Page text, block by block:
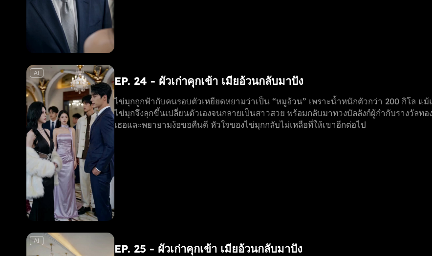
AI
EP. 24 - ผัวเก่าคุกเข้า เมียอ้วนกลับมาปัง
ไข่มุกถูกฟ้ากับคนรอบตัวเหยียดหยามว่าเป็น “หมูอ้วน” เพราะน้ำหนักตัวกว่า 200 กิโล แม้
ไข่มุกจึงลุกขึ้นเปลี่ยนตัวเองจนกลายเป็นสาวสวย พร้อมกลับมาทวงบัลลังก์ผู้กำกับรางวัลท
เธอและพยายามง้อขอคืนดี หัวใจของไข่มุกกลับไม่เหลือที่ให้เขาอีกต่อไป
AI
EP. 25 - ผัวเก่าคุกเข้า เมียอ้วนกลับมาปัง